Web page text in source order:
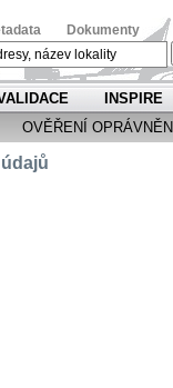
Dokumenty
INSPIRE
OVĚŘENÍ OPRÁVNĚNÍ